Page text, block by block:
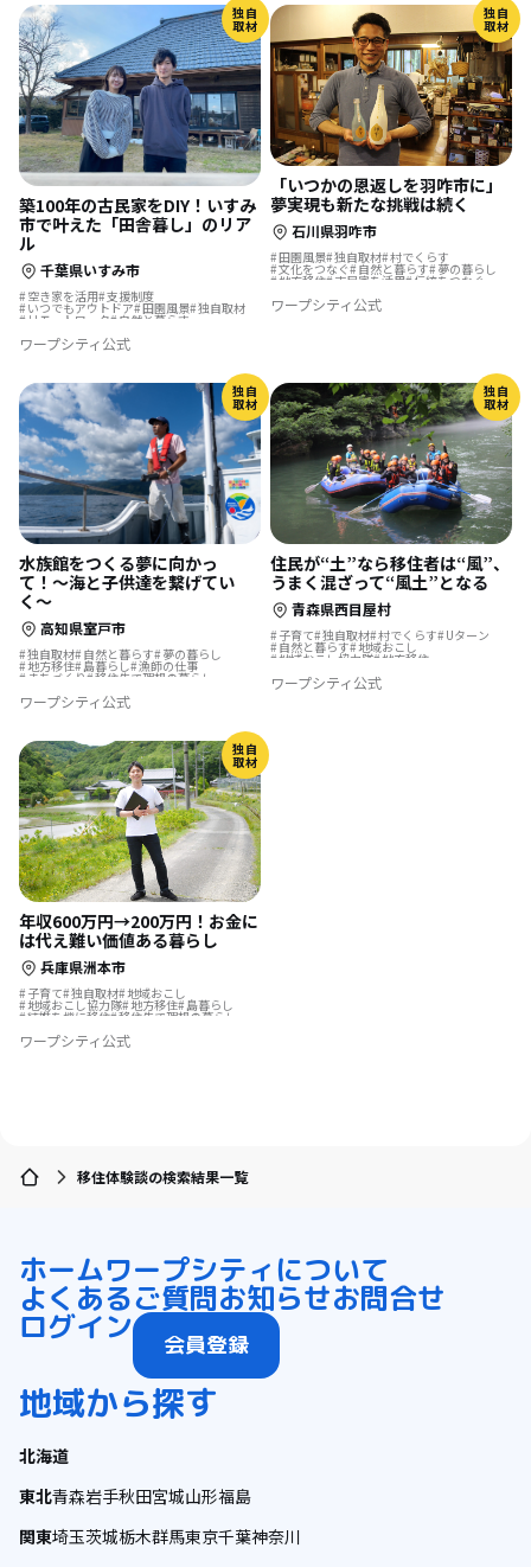
独自
取材
築100年の古民家をDIY！いすみ
市で叶えた「田舎暮し」のリア
ル
千葉県いすみ市
空き家を活用 支援制度
いつでもアウトドア 田園風景 独自取材
リモートワーク 自然と暮らす
リノベーション・リフォームして
移住先で理想の暮らし
ワープシティ公式
独自
取材
「いつかの恩返しを羽咋市に」
夢実現も新たな挑戦は続く
石川県羽咋市
田園風景 独自取材 村でくらす
文化をつなぐ 自然と暮らす 夢の暮らし
地方移住 古民家を活用 伝統をつなぐ
ワープシティ公式
独自
取材
水族館をつくる夢に向かっ
て！〜海と子供達を繋げてい
く〜
高知県室戸市
独自取材 自然と暮らす 夢の暮らし
地方移住 島暮らし 漁師の仕事
まちづくり 移住先で理想の暮らし
ワープシティ公式
独自
取材
住民が“土”なら移住者は“風”、
うまく混ざって“風土”となる
青森県西目屋村
子育て 独自取材 村でくらす Uターン
自然と暮らす 地域おこし
地域おこし協力隊 地方移住
温泉の近く 転勤を機に移住
ワープシティ公式
独自
取材
年収600万円→200万円！お金に
は代え難い価値ある暮らし
兵庫県洲本市
子育て 独自取材 地域おこし
地域おこし協力隊 地方移住 島暮らし
結婚を機に移住 移住先で理想の暮らし
ワープシティ公式
移住体験談の検索結果一覧
ホームワープシティについて
よくあるご質問お知らせお問合せ
ログイン 会員登録
地域から探す
北海道
東北青森岩手秋田宮城山形福島
関東埼玉茨城栃木群馬東京千葉神奈川